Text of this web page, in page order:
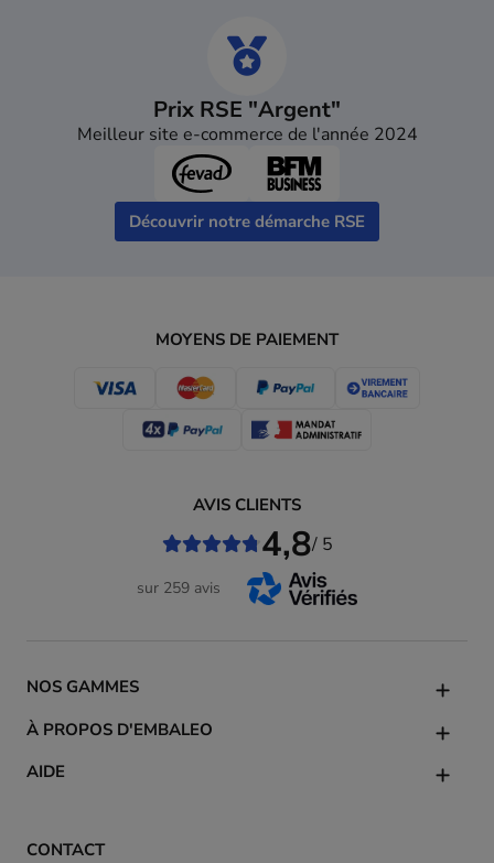
Prix RSE "Argent"
Meilleur site e-commerce de l'année 2024
Découvrir notre démarche RSE
MOYENS DE PAIEMENT
CONTACT
NOS GAMMES
À PROPOS D'EMBALEO
AIDE
AVIS CLIENTS
4,8/ 5
sur 259 avis